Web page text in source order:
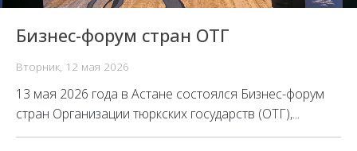
Бизнес-форум стран ОТГ
Вторник, 12 мая 2026
13 мая 2026 года в Астане состоялся Бизнес-форум
стран Организации тюркских государств (ОТГ),...